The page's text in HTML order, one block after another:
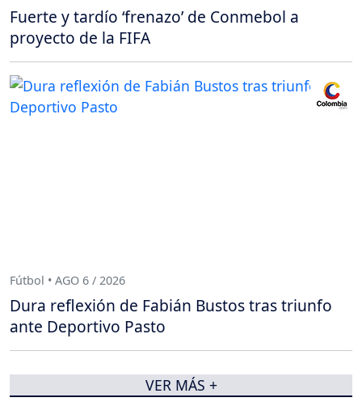
Fuerte y tardío ‘frenazo’ de Conmebol a
proyecto de la FIFA
Fútbol • AGO 6 / 2026
Dura reflexión de Fabián Bustos tras triunfo
ante Deportivo Pasto
VER MÁS +